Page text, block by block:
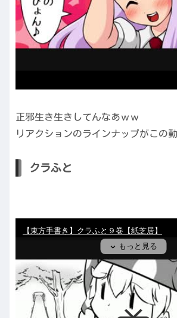
正邪生き生きしてんなあｗｗ
リアクションのラインナップがこの
クラふと